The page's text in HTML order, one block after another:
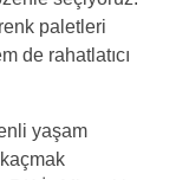
paletleri
de rahatlatıcı
yaşam